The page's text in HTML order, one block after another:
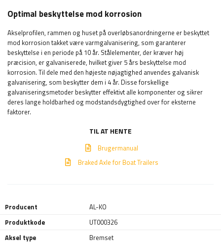
Optimal beskyttelse mod korrosion
Akselprofilen, rammen og huset på overløbsanordningerne er beskyttet
mod korrosion takket være varmgalvanisering, som garanterer
beskyttelse i en periode på 10 år. Stålelementer, der kræver høj
præcision, er galvaniserede, hvilket giver 5 års beskyttelse mod
korrosion. Til dele med den højeste nøjagtighed anvendes galvanisk
galvanisering, som beskytter dem i 4 år. Disse forskellige
galvaniseringsmetoder beskytter effektivt alle komponenter og sikrer
deres lange holdbarhed og modstandsdygtighed over for eksterne
faktorer.
TIL AT HENTE
Brugermanual
Braked Axle for Boat Trailers
Producent
AL-KO
Produktkode
UT000326
Aksel type
Bremset